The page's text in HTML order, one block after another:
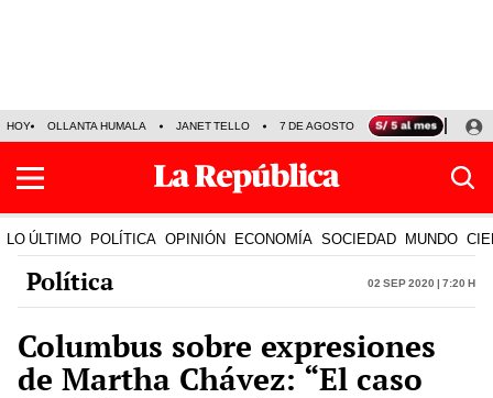
HOY OLLANTA HUMALA JANET TELLO 7 DE AGOSTO TINKA RESULTADOS
LO ÚLTIMO POLÍTICA OPINIÓN ECONOMÍA SOCIEDAD MUNDO
Política 02 Sep 2020 | 7:20 h
Columbus sobre expresiones
de Martha Chávez: “El caso